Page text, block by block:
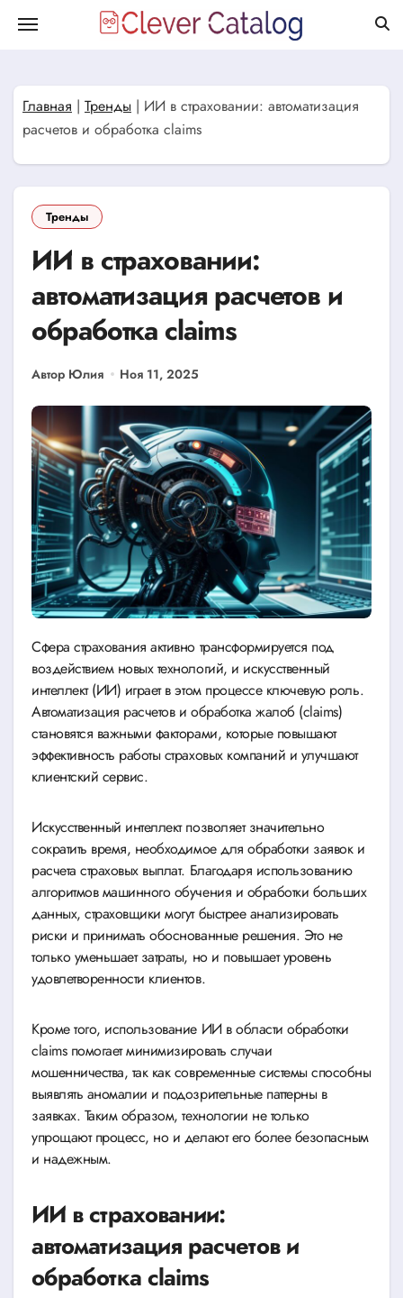
Главная | Тренды | ИИ в страховании: автоматизация
расчетов и обработка claims
Тренды
ИИ в страховании:
автоматизация расчетов и
обработка claims
Автор Юлия Ноя 11, 2025
Сфера страхования активно трансформируется под
воздействием новых технологий, и искусственный
интеллект (ИИ) играет в этом процессе ключевую роль.
Автоматизация расчетов и обработка жалоб (claims)
становятся важными факторами, которые повышают
эффективность работы страховых компаний и улучшают
клиентский сервис.
Искусственный интеллект позволяет значительно
сократить время, необходимое для обработки заявок и
расчета страховых выплат. Благодаря использованию
алгоритмов машинного обучения и обработки больших
данных, страховщики могут быстрее анализировать
риски и принимать обоснованные решения. Это не
только уменьшает затраты, но и повышает уровень
удовлетворенности клиентов.
Кроме того, использование ИИ в области обработки
claims помогает минимизировать случаи
мошенничества, так как современные системы способны
выявлять аномалии и подозрительные паттерны в
заявках. Таким образом, технологии не только
упрощают процесс, но и делают его более безопасным
и надежным.
ИИ в страховании:
автоматизация расчетов и
обработка claims